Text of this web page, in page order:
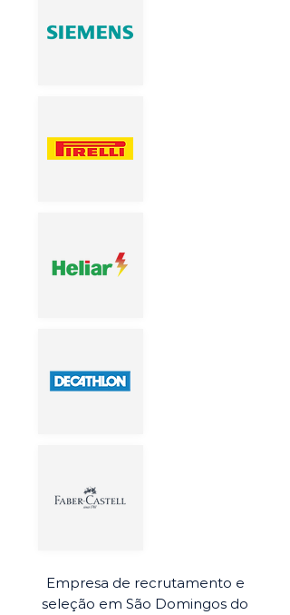
Empresa de recrutamento e
seleção em São Domingos do